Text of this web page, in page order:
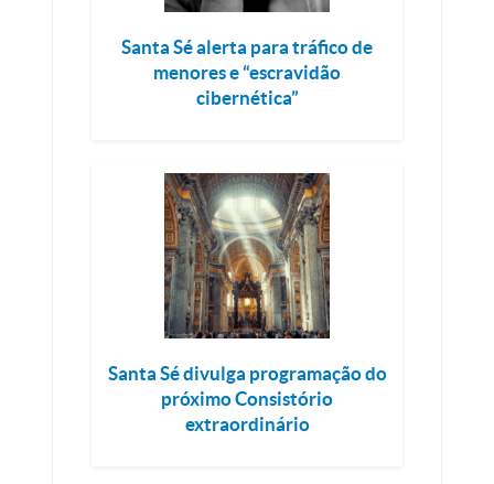
Santa Sé alerta para tráfico de
menores e “escravidão
cibernética”
Santa Sé divulga programação do
próximo Consistório
extraordinário